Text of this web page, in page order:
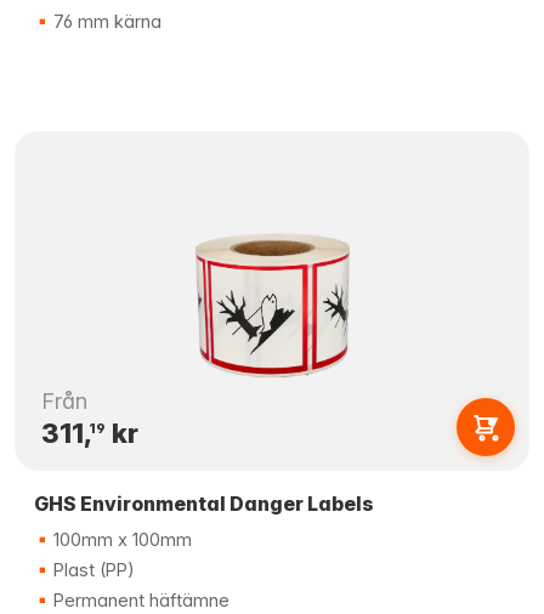
76 mm kärna
Från
311,19 kr
GHS Environmental Danger Labels
100mm x 100mm
Plast (PP)
Permanent häftämne